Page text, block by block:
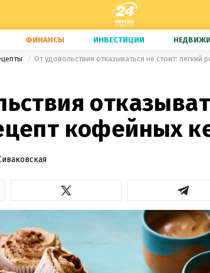
ФИНАНСЫ ИНВЕСТИЦИИ
От удовольствия отказываться не стоит: легкий
кофейных